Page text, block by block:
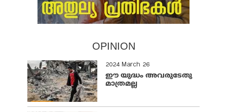
OPINION
2024 March 26
ഈ യുദ്ധം അവരുടേതു
മാത്രമല്ല